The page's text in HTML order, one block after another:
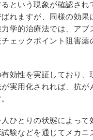
という現象が確認さ
れますが、同様の効
学的治療法では、ア
ェックポイント阻害
効性を実証しており
実用化されれば、抗
ひとりの状態によっ
験などを通じてメカ